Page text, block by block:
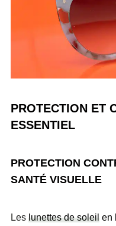
PROTECTION ET
ESSENTIEL
PROTECTION
SANTÉ VISUELLE
Les lunettes de soleil en